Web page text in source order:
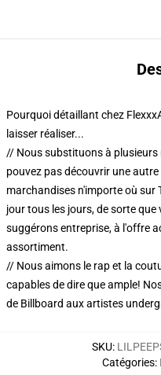
Pourquoi détaillant chez
laisser réaliser...
// Nous substituons à
pouvez pas découvrir une
marchandises n'importe où sur
jour tous les jours, de sorte
suggérons entreprise, à l'offre
assortiment.
// Nous aimons le rap et la
capables de dire que ample!
de Billboard aux artistes
SKU:
Catégories: